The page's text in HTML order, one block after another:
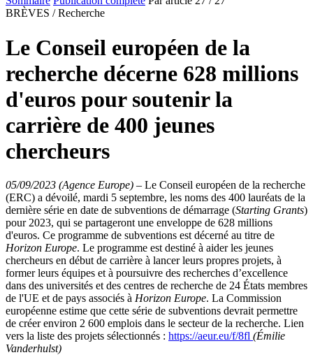
BRÈVES / Recherche
Le Conseil européen de la
recherche décerne 628 millions
d'euros pour soutenir la
carrière de 400 jeunes
chercheurs
05/09/2023 (Agence Europe) – Le Conseil européen de la recherche
(ERC) a dévoilé, mardi 5 septembre, les noms des 400 lauréats de la
dernière série en date de subventions de démarrage (Starting Grants)
pour 2023, qui se partageront une enveloppe de 628 millions
d'euros. Ce programme de subventions est décerné au titre de
Horizon Europe. Le programme est destiné à aider les jeunes
chercheurs en début de carrière à lancer leurs propres projets, à
former leurs équipes et à poursuivre des recherches d’excellence
dans des universités et des centres de recherche de 24 États membres
de l'UE et de pays associés à Horizon Europe. La Commission
européenne estime que cette série de subventions devrait permettre
de créer environ 2 600 emplois dans le secteur de la recherche. Lien
vers la liste des projets sélectionnés : https://aeur.eu/f/8fl (Émilie
Vanderhulst)